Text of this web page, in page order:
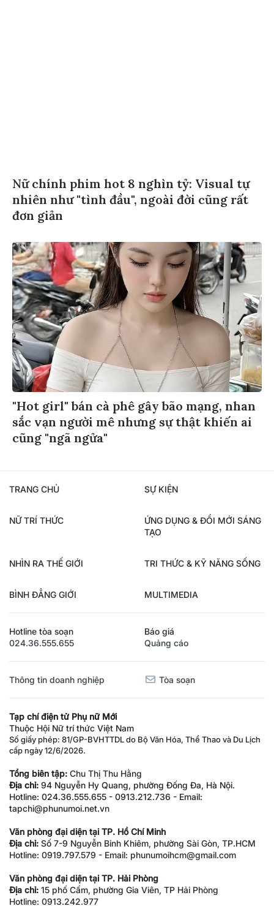
Nữ chính phim hot 8 nghìn tỷ: Visual tự
nhiên như "tình đầu", ngoài đời cũng rất
đơn giản
"Hot girl" bán cà phê gây bão mạng, nhan
sắc vạn người mê nhưng sự thật khiến ai
cũng "ngã ngửa"
TRANG CHỦ SỰ KIỆN
NỮ TRÍ THỨC
ỨNG DỤNG & ĐỔI MỚI SÁNG
TẠO
NHÌN RA THẾ GIỚI TRI THỨC & KỸ NĂNG SỐNG
BÌNH ĐẲNG GIỚI MULTIMEDIA
Hotline tòa soạn
024.36.555.655
Báo giá
Quảng cáo
Thông tin doanh nghiệp Tòa soạn
Tạp chí điện tử Phụ nữ Mới
Thuộc Hội Nữ trí thức Việt Nam
Số giấy phép: 81/GP-BVHTTDL do Bộ Văn Hóa, Thể Thao và Du Lịch
cấp ngày 12/6/2026.
Tổng biên tập: Chu Thị Thu Hằng
Địa chỉ: 94 Nguyễn Hy Quang, phường Đống Đa, Hà Nội.
Hotline: 024.36.555.655 - 0913.212.736 - Email:
tapchi@phunumoi.net.vn
Văn phòng đại diện tại TP. Hồ Chí Minh
Địa chỉ: Số 7-9 Nguyễn Bỉnh Khiêm, phường Sài Gòn, TP.HCM
Hotline: 0919.797.579 - Email: phunumoihcm@gmail.com
Văn phòng đại diện tại TP. Hải Phòng
Địa chỉ: 15 phố Cấm, phường Gia Viên, TP Hải Phòng
Hotline: 0913.242.977